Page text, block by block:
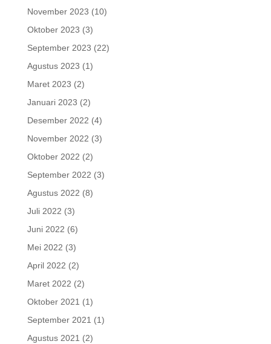
November 2023 (10)
Oktober 2023 (3)
September 2023 (22)
Agustus 2023 (1)
Maret 2023 (2)
Januari 2023 (2)
Desember 2022 (4)
November 2022 (3)
Oktober 2022 (2)
September 2022 (3)
Agustus 2022 (8)
Juli 2022 (3)
Juni 2022 (6)
Mei 2022 (3)
April 2022 (2)
Maret 2022 (2)
Oktober 2021 (1)
September 2021 (1)
Agustus 2021 (2)